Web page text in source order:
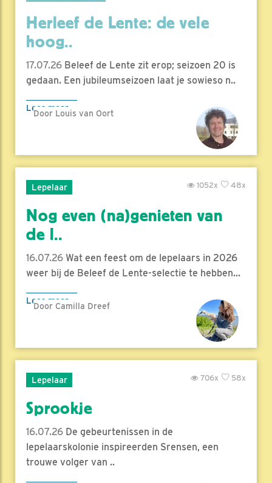
Herleef de Lente: de vele
hoog..
17.07.26 Beleef de Lente zit erop; seizoen 20 is
gedaan. Een jubileumseizoen laat je sowieso n..
Lees meer
Door Louis van Oort
Lepelaar 48x
1052x
Nog even (na)genieten van
de l..
16.07.26 Wat een feest om de lepelaars in 2026
weer bij de Beleef de Lente-selectie te hebben...
Lees meer
Door Camilla Dreef
Lepelaar 58x
706x
Sprookje
16.07.26 De gebeurtenissen in de
lepelaarskolonie inspireerden Srensen, een
trouwe volger van ..